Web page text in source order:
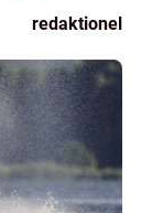
redaktionel